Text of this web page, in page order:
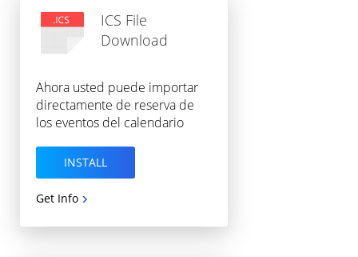
ICS File
Download
Ahora usted puede importar
directamente de reserva de
los eventos del calendario
INSTALL
Get Info